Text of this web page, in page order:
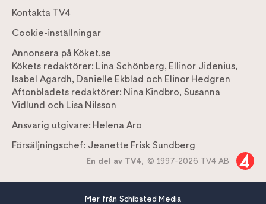
Kontakta TV4
Cookie-inställningar
Annonsera på Köket.se
Kökets redaktörer: Lina Schönberg, Ellinor Jidenius,
Isabel Agardh, Danielle Ekblad och Elinor Hedgren
Aftonbladets redaktörer: Nina Kindbro, Susanna
Vidlund och Lisa Nilsson
Ansvarig utgivare: Helena Aro
Försäljningschef: Jeanette Frisk Sundberg
En del av TV4, © 1997-2026 TV4 AB
Mer från Schibsted Media